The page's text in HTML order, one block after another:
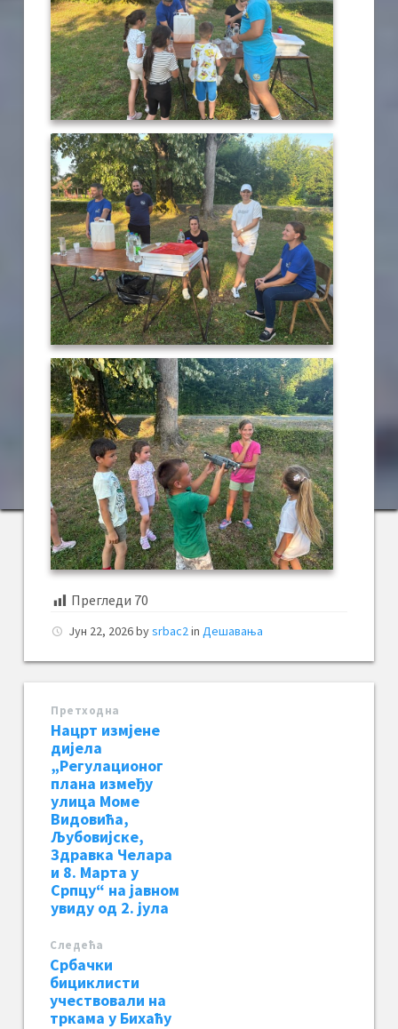
Прегледи 70
Јун 22, 2026bysrbac2 in Дешавања
Претходна
Нацрт измјене
дијела
„Регулационог
плана између
улица Моме
Видовића,
Љубовијске,
Здравка Челара
и 8. Марта у
Српцу“ на јавном
увиду од 2. јула
Следећa
Србачки
бициклисти
учествовали на
тркама у Бихаћу